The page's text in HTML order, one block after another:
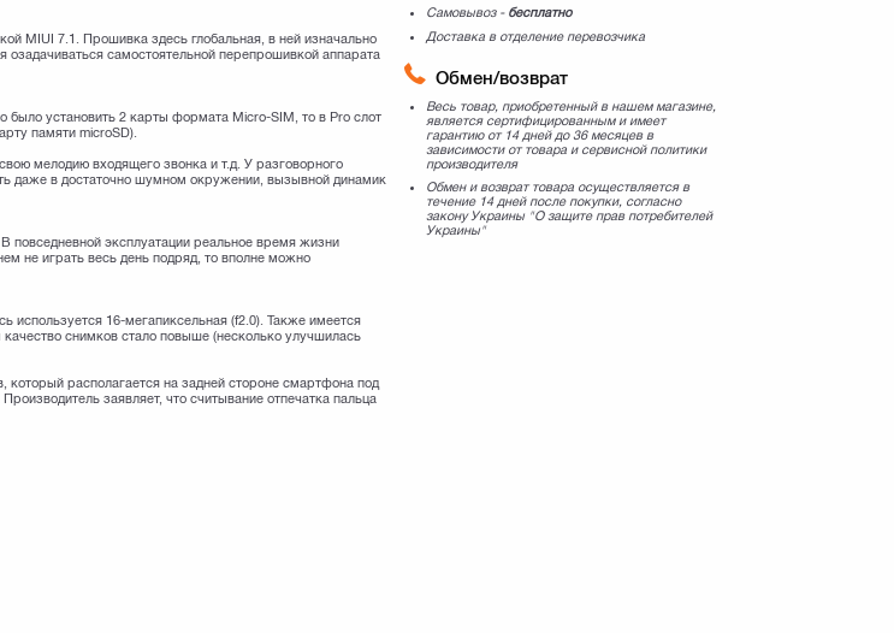
MIUI 7.1. Прошивка здесь глобальная, в ней изначально
самостоятельной перепрошивкой аппарата
установить 2 карты формата Micro-SIM, то в Pro слот
памяти microSD).
мелодию входящего звонка и т.д. У разговорного
даже в достаточно шумном окружении, вызывной динамик
повседневной эксплуатации реальное время жизни
не играть весь день подряд, то вполне можно
используется 16-мегапиксельная (f2.0). Также имеется
снимков стало повыше (несколько улучшилась
который располагается на задней стороне смартфона под
заявляет, что считывание отпечатка пальца
Самовывоз - бесплатно
Доставка в отделение перевозчика
Обмен/возврат
Весь товар, приобретенный в нашем магазине,
является сертифицированным и имеет
гарантию от 14 дней до 36 месяцев в
зависимости от товара и сервисной политики
производителя
Обмен и возврат товара осуществляется в
течение 14 дней после покупки, согласно
закону Украины "О защите прав потребителей
Украины"